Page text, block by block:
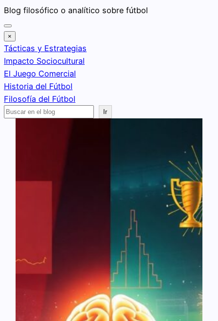
Saltar
al
contenido
Blog filosófico o analítico sobre fútbol
×
Tácticas y Estrategias
Impacto Sociocultural
El Juego Comercial
Historia del Fútbol
Filosofía del Fútbol
Buscar
Ir